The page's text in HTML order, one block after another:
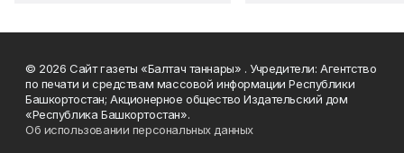
© 2026 Сайт газеты «Балтач таннары» . Учредители: Агентство
по печати и средствам массовой информации Республики
Башкортостан; Акционерное общество Издательский дом
«Республика Башкортостан».
Об использовании персональных данных